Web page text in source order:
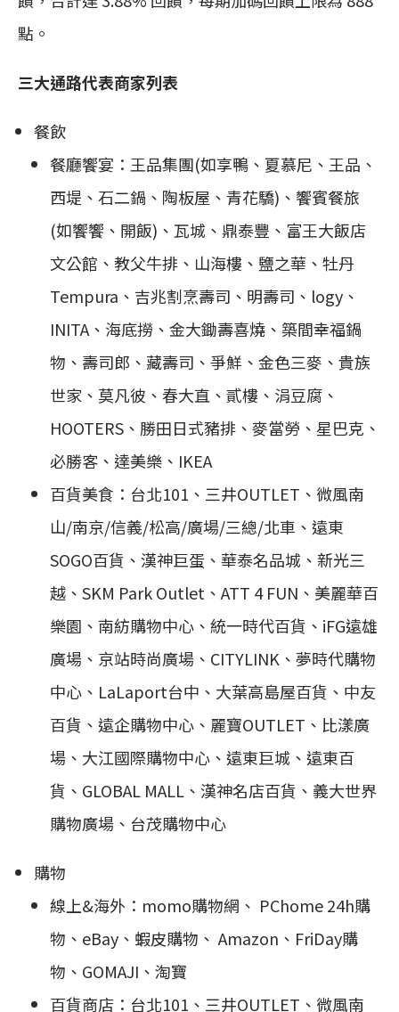
點。
三大通路代表商家列表
餐飲
餐廳饗宴：王品集團(如享鴨、夏慕尼、王品、
西堤、石二鍋、陶板屋、青花驕)、饗賓餐旅
(如饗饗、開飯)、瓦城、鼎泰豐、富王大飯店
文公館、教父牛排、山海樓、鹽之華、牡丹
Tempura、吉兆割烹壽司、明壽司、logy、
INITA、海底撈、金大鋤壽喜燒、築間幸福鍋
物、壽司郎、藏壽司、爭鮮、金色三麥、貴族
世家、莫凡彼、春大直、貳樓、涓豆腐、
HOOTERS、勝田日式豬排、麥當勞、星巴克、
必勝客、達美樂、IKEA
百貨美食：台北101、三井OUTLET、微風南
山/南京/信義/松高/廣場/三總/北車、遠東
SOGO百貨、漢神巨蛋、華泰名品城、新光三
越、SKM Park Outlet、ATT 4 FUN、美麗華百
樂園、南紡購物中心、統一時代百貨、iFG遠雄
廣場、京站時尚廣場、CITYLINK、夢時代購物
中心、LaLaport台中、大葉高島屋百貨、中友
百貨、遠企購物中心、麗寶OUTLET、比漾廣
場、大江國際購物中心、遠東巨城、遠東百
貨、GLOBAL MALL、漢神名店百貨、義大世界
購物廣場、台茂購物中心
購物
線上&海外：momo購物網、 PChome 24h購
物、eBay、蝦皮購物、 Amazon、FriDay購
物、GOMAJI、淘寶
百貨商店：台北101、三井OUTLET、微風南